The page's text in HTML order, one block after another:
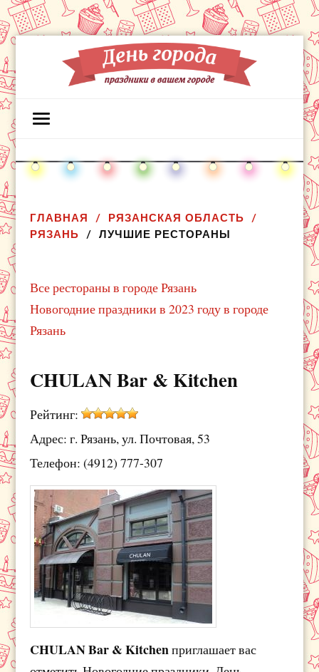
ГЛАВНАЯ
РЯЗАНСКАЯ ОБЛАСТЬ
РЯЗАНЬ
ЛУЧШИЕ РЕСТОРАНЫ
Все рестораны в городе Рязань
Новогодние праздники в 2023 году в городе
Рязань
CHULAN Bar & Kitchen
Рейтинг:
Адрес: г. Рязань, ул. Почтовая, 53
Телефон: (4912) 777-307
CHULAN Bar & Kitchenприглашает вас